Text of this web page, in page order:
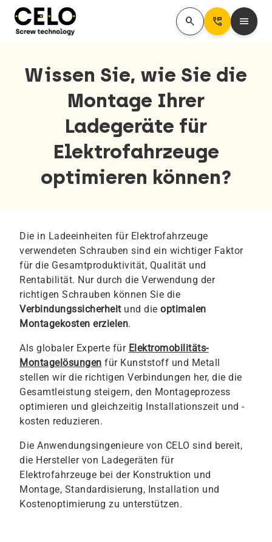
search Perm_Phone_Msg menu
Wissen Sie, wie Sie die
Montage Ihrer
Ladegeräte für
Elektrofahrzeuge
optimieren können?
Die in Ladeeinheiten für Elektrofahrzeuge
verwendeten Schrauben sind ein wichtiger Faktor
für die Gesamtproduktivität, Qualität und
Rentabilität. Nur durch die Verwendung der
richtigen Schrauben können Sie die
Verbindungssicherheitund die optimalen
Montagekosten erzielen.
Als globaler Experte für Elektromobilitäts-
Montagelösungen für Kunststoff und Metall
stellen wir die richtigen Verbindungen her, die die
Gesamtleistung steigern, den Montageprozess
optimieren und gleichzeitig Installationszeit und -
kosten reduzieren.
Die Anwendungsingenieure von CELO sind bereit,
die Hersteller von Ladegeräten für
Elektrofahrzeuge bei der Konstruktion und
Montage, Standardisierung, Installation und
Kostenoptimierung zu unterstützen.